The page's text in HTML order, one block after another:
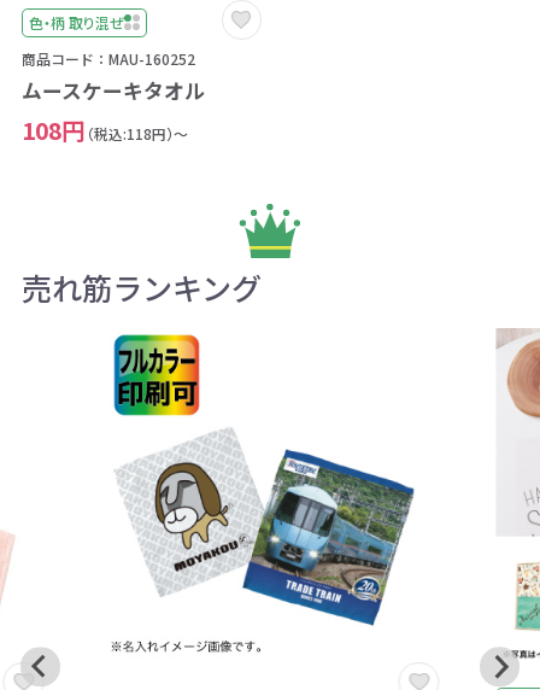
色・柄 取り混ぜ
商品コード：MAU-160252
ムースケーキタオル
108円 （税込:118円）～
売れ筋ランキング